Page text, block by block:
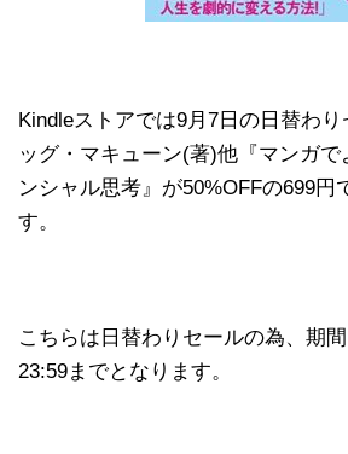
Kindleストアでは9月7日の日替わ
ッグ・マキューン(著)他『マンガ
ンシャル思考』が50%OFFの699円
す。
こちらは日替わりセールの為、期
23:59までとなります。